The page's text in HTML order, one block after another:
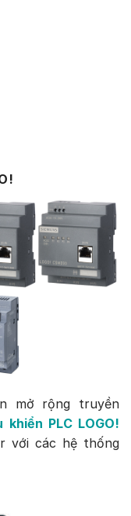
mở rộng truyền
khiển PLC LOGO!
với các hệ thống